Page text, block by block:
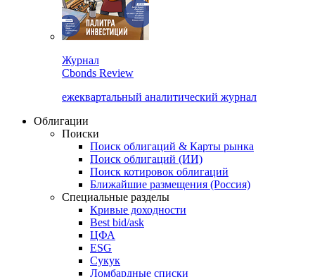
Cbonds Review
ежеквартальный аналитический журнал
Облигации
Поиски
Поиск облигаций & Карты рынка
Поиск облигаций (ИИ)
Поиск котировок облигаций
Ближайшие размещения (Россия)
Специальные разделы
Кривые доходности
Best bid/ask